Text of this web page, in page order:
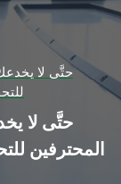
حتَّى لا
حتَّى لا
المحترفين